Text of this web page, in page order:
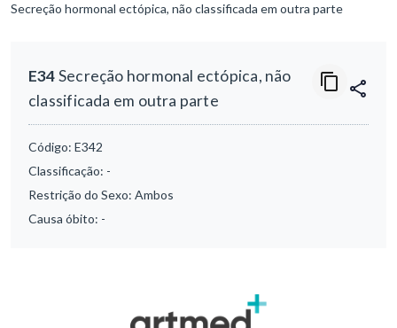
Secreção hormonal ectópica, não classificada em outra parte
E34Secreção hormonal ectópica, não
classificada em outra parte
Código: E342
Classificação: -
Restrição do Sexo: Ambos
Causa óbito: -